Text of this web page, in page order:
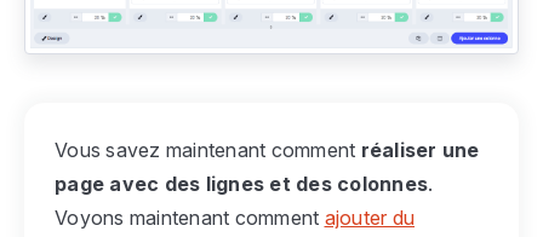
Vous savez maintenant comment réaliser une
page avec des lignes et des colonnes.
Voyons maintenant comment ajouter du